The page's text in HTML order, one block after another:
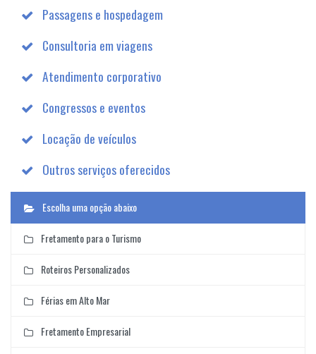
Passagens e hospedagem
Consultoria em viagens
Atendimento corporativo
Congressos e eventos
Locação de veículos
Outros serviços oferecidos
Escolha uma opção abaixo
Fretamento para o Turismo
Roteiros Personalizados
Férias em Alto Mar
Fretamento Empresarial